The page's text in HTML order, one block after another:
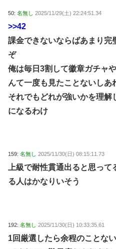
50: 名無し 2025/11/29(土) 22:24:51.34
>>42
課金できないならばあまり完
ぞ
俺は毎日3割して徽章ガチャ
んて一度も見たことないしあ
それでもどれが強いかを理解
になるわけ
159: 名無し 2025/11/30(日) 08:15:11.73
上級で耐性貫通出ると思っ
る人はかなりいそう
192: 名無し 2025/11/30(日) 10:33:35.61
1回厳選したら余程のことな